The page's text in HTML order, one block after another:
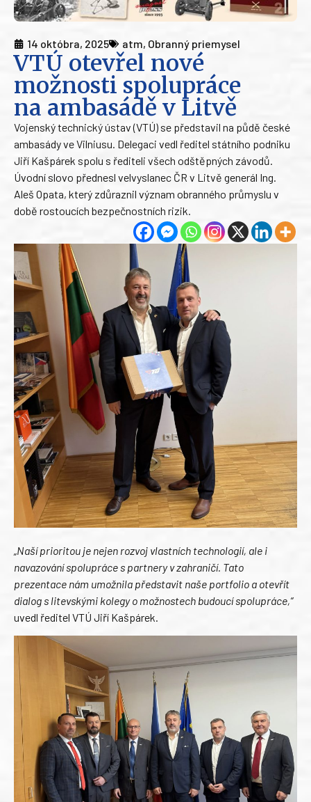
14 októbra, 2025 atm, Obranný priemysel
VTÚ otevřel nové
možnosti spolupráce
na ambasádě v Litvě
Vojenský technický ústav (VTÚ) se představil na půdě české
ambasády ve Vilniusu. Delegaci vedl ředitel státního podniku
Jiří Kašpárek spolu s řediteli všech odštěpných závodů.
Úvodní slovo přednesl velvyslanec ČR v Litvě generál Ing.
Aleš Opata, který zdůraznil význam obranného průmyslu v
době rostoucích bezpečnostních rizik.
„Naší prioritou je nejen rozvoj vlastních technologií, ale i
navazování spolupráce s partnery v zahraničí. Tato
prezentace nám umožnila představit naše portfolio a otevřít
dialog s litevskými kolegy o možnostech budoucí spolupráce,“
uvedl ředitel VTÚ Jiří Kašpárek.